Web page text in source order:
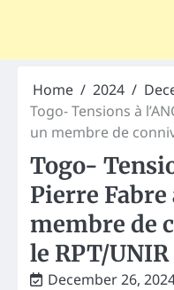
Home 2024
Togo- Tensions à
un membre de
Togo-
Pierre Fabre
membre de
le RPT/UNIR
December 26,